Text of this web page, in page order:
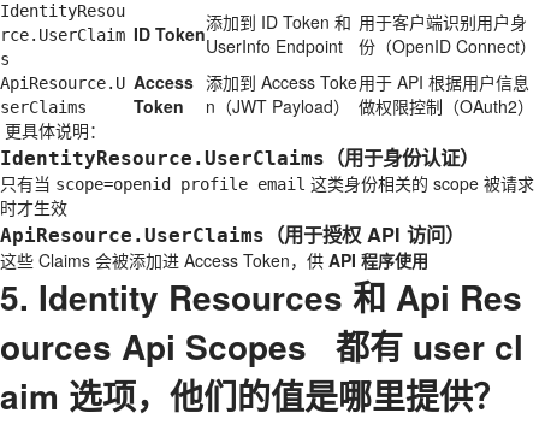
IdentityResou
rce.UserClaim
s
ID Token添加到 ID Token 和
UserInfo Endpoint
用于客户端识别用户身
份（OpenID Connect）
ApiResource.U
serClaims
Access
Token
添加到 Access Toke
n（JWT Payload）
用于 API 根据用户信息
做权限控制（OAuth2）
更具体说明：
IdentityResource.UserClaims （用于身份认证）
只有当 scope=openid profile email 这类身份相关的 scope 被请求
时才生效
ApiResource.UserClaims （用于授权 API 访问）
这些 Claims 会被添加进 Access Token，供 API 程序使用
5. Identity Resources 和 Api Res
ources Api Scopes 都有 user cl
aim 选项，他们的值是哪里提供？